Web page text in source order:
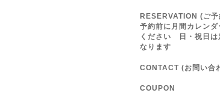
RESERVATION (ご
予約前に月間カレンダ
ください 日・祝日は
なります
CONTACT (お問い合
COUPON